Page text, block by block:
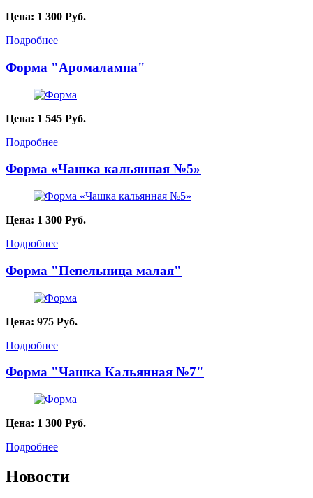
Цена: 1 300 Руб.
Подробнее
Форма "Аромалампа"
Цена: 1 545 Руб.
Подробнее
Форма «Чашка кальянная №5»
Цена: 1 300 Руб.
Подробнее
Форма "Пепельница малая"
Цена: 975 Руб.
Подробнее
Форма "Чашка Кальянная №7"
Цена: 1 300 Руб.
Подробнее
Новости